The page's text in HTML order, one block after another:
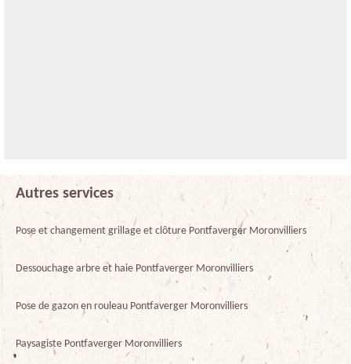
Autres services
Pose et changement grillage et clôture Pontfaverger Moronvilliers
Dessouchage arbre et haie Pontfaverger Moronvilliers
Pose de gazon en rouleau Pontfaverger Moronvilliers
Paysagiste Pontfaverger Moronvilliers